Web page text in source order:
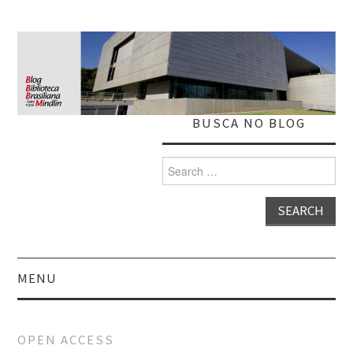
BUSCA NO BLOG
Search
for:
MENU
OPEN ACCESS